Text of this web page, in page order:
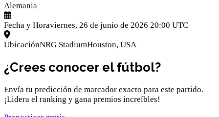
Alemania
Fecha y Horaviernes, 26 de junio de 2026 20:00 UTC
UbicaciónNRG StadiumHouston, USA
¿Crees conocer el fútbol?
Envía tu predicción de marcador exacto para este partido.
¡Lidera el ranking y gana premios increíbles!